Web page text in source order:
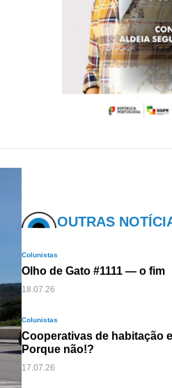
OUTRAS
Colunistas
Olho de Gato #1111 — o fim
18.07.26
Colunistas
Cooperativas de habitação
Porque não!?
17.07.26